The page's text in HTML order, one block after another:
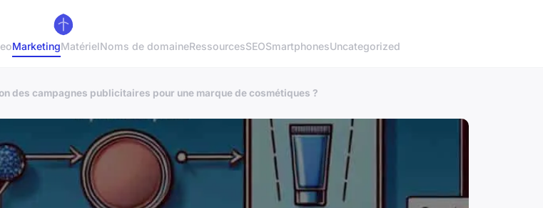
MarketingMatérielNoms de domaineRessourcesSEOSmartphonesUncategorized
des campagnes publicitaires pour une marque de cosmétiques ?